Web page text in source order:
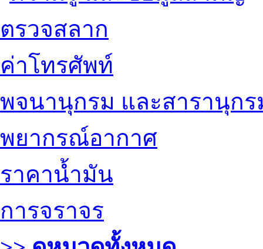
ตรวจสลาก
ค่าโทรศัพท์
พจนานุกรม และสารานุกร
พยากรณ์อากาศ
ราคาน้ำมัน
การจราจร